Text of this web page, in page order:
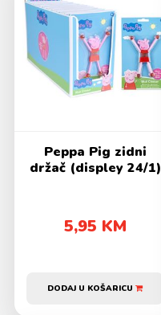
Peppa Pig zidni
držač (displey 24/1)
5,95 KM
DODAJ U KOŠARICU